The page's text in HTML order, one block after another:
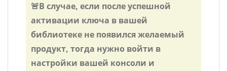
🚨В случае, если после успешной
активации ключа в вашей
библиотеке не появился желаемый
продукт, тогда нужно войти в
настройки вашей консоли и